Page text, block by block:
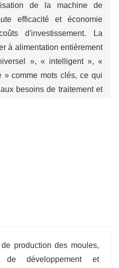
de la machine de
efficacité et économie
d'investissement. La
à alimentation entièrement
», « intelligent », «
» comme mots clés, ce qui
besoins de traitement et
rapides, par lots et à
spécial de découpe et
pièces automobiles, les
production des moules,
développement et